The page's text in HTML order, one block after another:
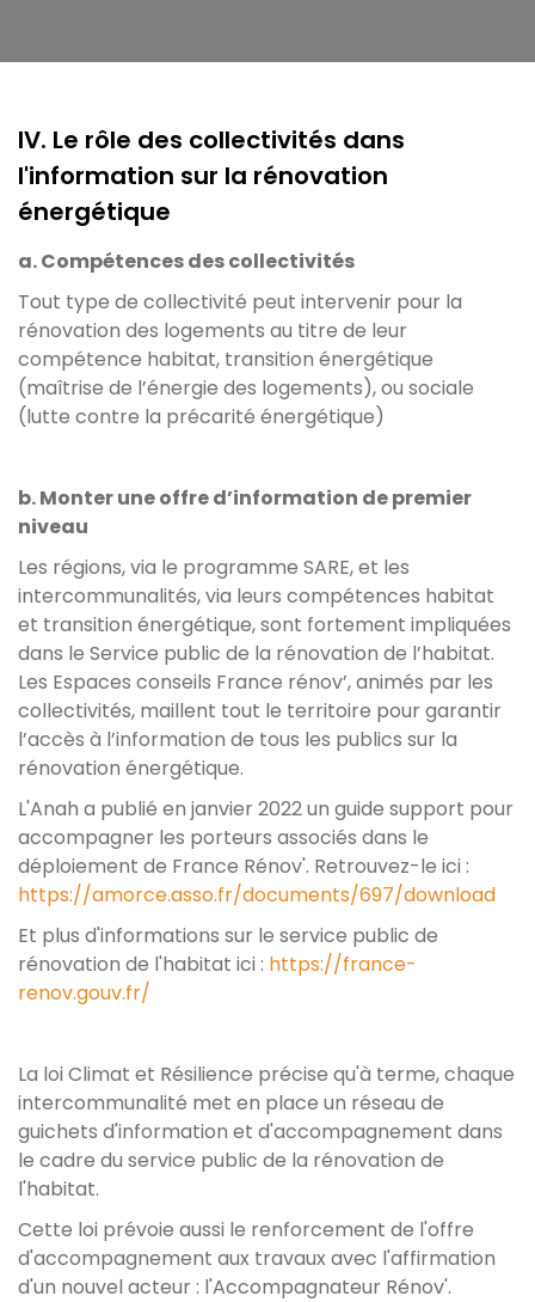
IV. Le rôle des collectivités dans
l'information sur la rénovation
énergétique
a. Compétences des collectivités
Tout type de collectivité peut intervenir pour la
rénovation des logements au titre de leur
compétence habitat, transition énergétique
(maîtrise de l’énergie des logements), ou sociale
(lutte contre la précarité énergétique)
b. Monter une offre d’information de premier
niveau
Les régions, via le programme SARE, et les
intercommunalités, via leurs compétences habitat
et transition énergétique, sont fortement impliquées
dans le Service public de la rénovation de l’habitat.
Les Espaces conseils France rénov’, animés par les
collectivités, maillent tout le territoire pour garantir
l’accès à l’information de tous les publics sur la
rénovation énergétique.
L'Anah a publié en janvier 2022 un guide support pour
accompagner les porteurs associés dans le
déploiement de France Rénov'. Retrouvez-le ici :
https://amorce.asso.fr/documents/697/download
Et plus d'informations sur le service public de
rénovation de l'habitat ici : https://france-
renov.gouv.fr/
La loi Climat et Résilience précise qu'à terme, chaque
intercommunalité met en place un réseau de
guichets d'information et d'accompagnement dans
le cadre du service public de la rénovation de
l'habitat.
Cette loi prévoie aussi le renforcement de l'offre
d'accompagnement aux travaux avec l'affirmation
d'un nouvel acteur : l'Accompagnateur Rénov'.